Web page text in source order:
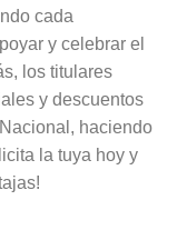
cada
y celebrar el
los titulares
y descuentos
haciendo
la tuya hoy y